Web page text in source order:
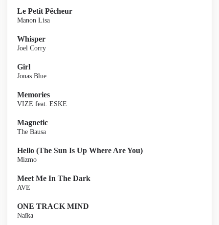
Le Petit Pêcheur
Manon Lisa
Whisper
Joel Corry
Girl
Jonas Blue
Memories
VIZE feat. ESKE
Magnetic
The Bausa
Hello (The Sun Is Up Where Are You)
Mizmo
Meet Me In The Dark
AVE
ONE TRACK MIND
Naïka